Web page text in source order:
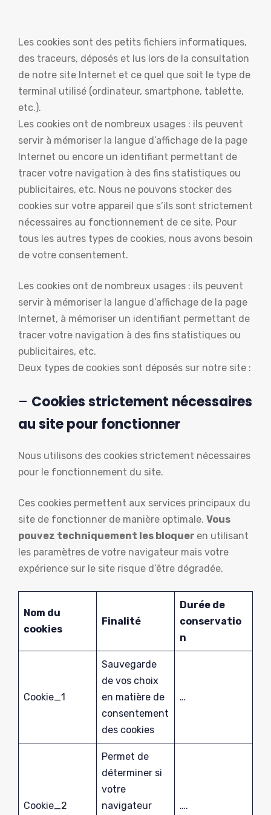
Les cookies sont des petits fichiers informatiques,
des traceurs, déposés et lus lors de la consultation
de notre site Internet et ce quel que soit le type de
terminal utilisé (ordinateur, smartphone, tablette,
etc.).
Les cookies ont de nombreux usages : ils peuvent
servir à mémoriser la langue d’affichage de la page
Internet ou encore un identifiant permettant de
tracer votre navigation à des fins statistiques ou
publicitaires, etc. Nous ne pouvons stocker des
cookies sur votre appareil que s’ils sont strictement
nécessaires au fonctionnement de ce site. Pour
tous les autres types de cookies, nous avons besoin
de votre consentement.
Les cookies ont de nombreux usages : ils peuvent
servir à mémoriser la langue d’affichage de la page
Internet, à mémoriser un identifiant permettant de
tracer votre navigation à des fins statistiques ou
publicitaires, etc.
Deux types de cookies sont déposés sur notre site :
– Cookies strictement nécessaires
au site pour fonctionner
Nous utilisons des cookies strictement nécessaires
pour le fonctionnement du site.
Ces cookies permettent aux services principaux du
site de fonctionner de manière optimale. Vous
pouvez techniquement les bloquer en utilisant
les paramètres de votre navigateur mais votre
expérience sur le site risque d’être dégradée.
Nom du
cookies
Finalité
Durée de
conservatio
n
Cookie_1
Sauvegarde
de vos choix
en matière de
consentement
des cookies
…
Cookie_2
Permet de
déterminer si
votre
navigateur
….